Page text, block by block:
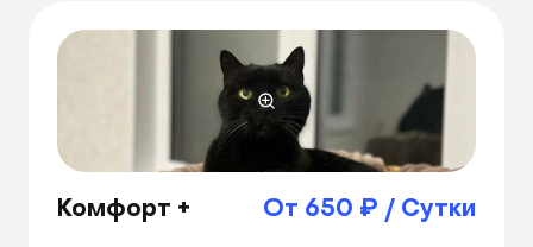
Комфорт + От 650 ₽ / Сутки